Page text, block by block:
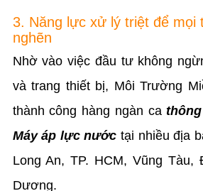
3. Năng lực xử lý triệt để mọi
nghẽn
Nhờ vào việc đầu tư không
và trang thiết bị, Môi Trường
thành công hàng ngàn ca
Máy áp lực nước tại nhiều địa
Long An, TP. HCM, Vũng Tàu,
Dương.